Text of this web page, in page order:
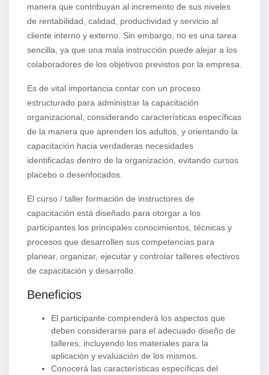
manera que contribuyan al incremento de sus niveles
de rentabilidad, calidad, productividad y servicio al
cliente interno y externo. Sin embargo, no es una tarea
sencilla, ya que una mala instrucción puede alejar a los
colaboradores de los objetivos previstos por la empresa.
Es de vital importancia contar con un proceso
estructurado para administrar la capacitación
organizacional, considerando características específicas
de la manera que aprenden los adultos, y orientando la
capacitación hacia verdaderas necesidades
identificadas dentro de la organización, evitando cursos
placebo o desenfocados.
El curso / taller formación de instructores de
capacitación está diseñado para otorgar a los
participantes los principales conocimientos, técnicas y
procesos que desarrollen sus competencias para
planear, organizar, ejecutar y controlar talleres efectivos
de capacitación y desarrollo.
Beneficios
El participante comprenderá los aspectos que
deben considerarse para el adecuado diseño de
talleres, incluyendo los materiales para la
aplicación y evaluación de los mismos.
Conocerá las características específicas del